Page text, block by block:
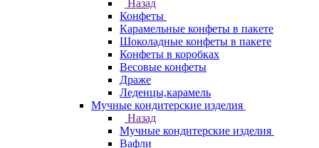
Назад
Конфеты
Карамельные конфеты в пакете
Шоколадные конфеты в пакете
Конфеты в коробках
Весовые конфеты
Драже
Леденцы,карамель
Мучные кондитерские изделия
Назад
Мучные кондитерские изделия
Вафли